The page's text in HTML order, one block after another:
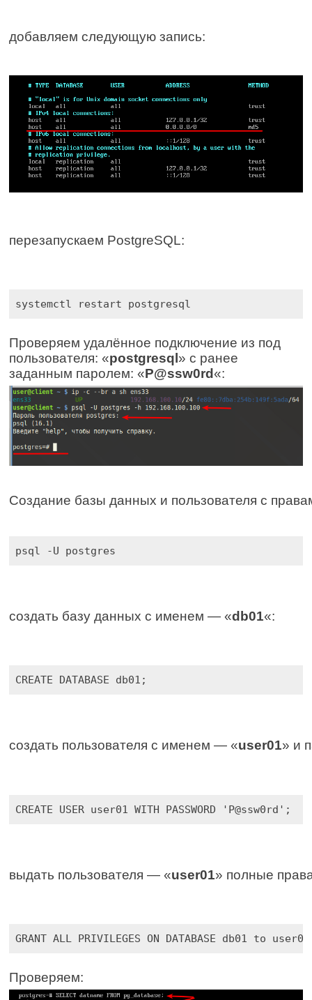
добавляем следующую запись:
перезапускаем PostgreSQL:
systemctl restart postgresql
Проверяем удалённое подключение из под
пользователя: «postgresql » с ранее
заданным паролем: «P@ssw0rd «:
Создание базы данных и пользователя с
psql -U postgres
создать базу данных с именем — «db01«:
CREATE DATABASE db01;
создать пользователя с именем — «user01» и
CREATE USER user01 WITH PASSWORD 'P@ssw0rd';
выдать пользователя — «user01» полные
GRANT ALL PRIVILEGES ON DATABASE db01 to
Проверяем: